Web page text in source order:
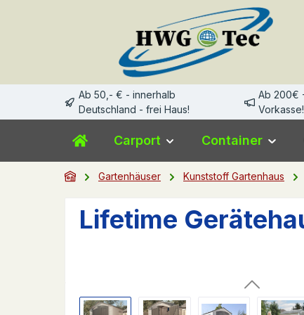
Ab 50,- € - innerhalb
Deutschland - frei Haus!
Ab 200€
Carport Container
Gartenhäuser Kunststoff Gartenhaus
Lifetime
Bildergalerie überspringen